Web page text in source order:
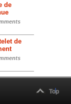
de
de
Top